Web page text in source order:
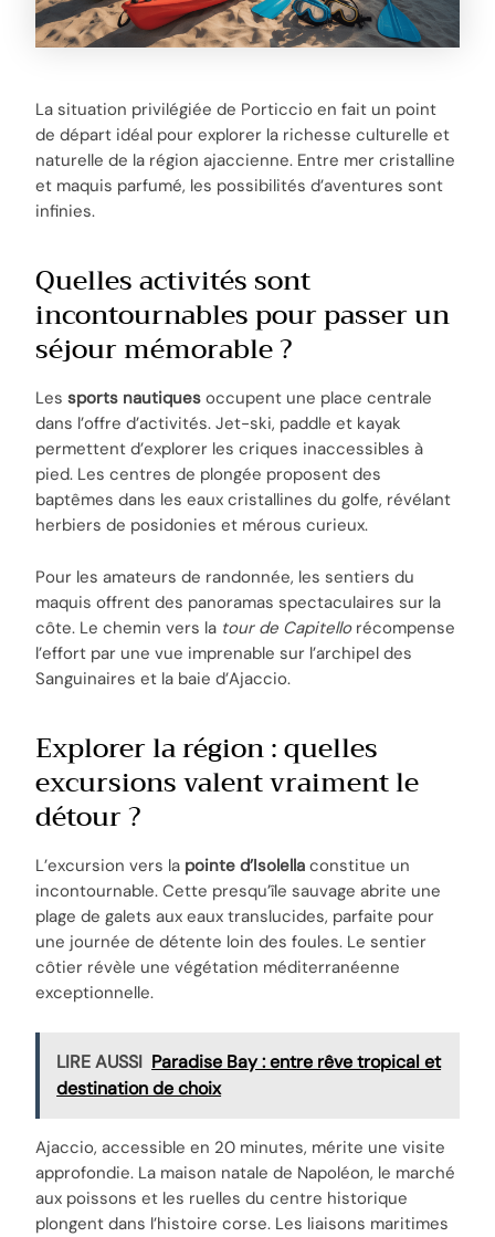
La situation privilégiée de Porticcio en fait un point
de départ idéal pour explorer la richesse culturelle et
naturelle de la région ajaccienne. Entre mer cristalline
et maquis parfumé, les possibilités d’aventures sont
infinies.
Quelles activités sont
incontournables pour passer un
séjour mémorable ?
Lessports nautiques occupent une place centrale
dans l’offre d’activités. Jet-ski, paddle et kayak
permettent d’explorer les criques inaccessibles à
pied. Les centres de plongée proposent des
baptêmes dans les eaux cristallines du golfe, révélant
herbiers de posidonies et mérous curieux.
Pour les amateurs de randonnée, les sentiers du
maquis offrent des panoramas spectaculaires sur la
côte. Le chemin vers la tour de Capitellorécompense
l’effort par une vue imprenable sur l’archipel des
Sanguinaires et la baie d’Ajaccio.
Explorer la région : quelles
excursions valent vraiment le
détour ?
L’excursion vers la pointe d’Isolella constitue un
incontournable. Cette presqu’île sauvage abrite une
plage de galets aux eaux translucides, parfaite pour
une journée de détente loin des foules. Le sentier
côtier révèle une végétation méditerranéenne
exceptionnelle.
LIRE AUSSI Paradise Bay : entre rêve tropical et
destination de choix
Ajaccio, accessible en 20 minutes, mérite une visite
approfondie. La maison natale de Napoléon, le marché
aux poissons et les ruelles du centre historique
plongent dans l’histoire corse. Les liaisons maritimes